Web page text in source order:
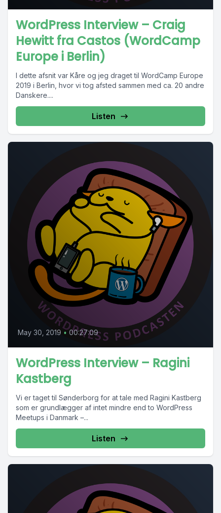
WordPress Interview – Craig
Hewitt fra Castos (WordCamp
Europe i Berlin)
I dette afsnit var Kåre og jeg draget til WordCamp Europe
2019 i Berlin, hvor vi tog afsted sammen med ca. 20 andre
Danskere....
Listen
May 30, 2019 • 00:27:09
WordPress Interview – Ragini
Kastberg
Vi er taget til Sønderborg for at tale med Ragini Kastberg
som er grundlægger af intet mindre end to WordPress
Meetups i Danmark –...
Listen